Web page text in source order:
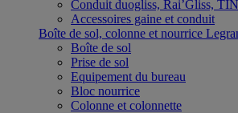
Conduit duogliss, Rai’Gliss,
Accessoires gaine et conduit
Boîte de sol, colonne et nourrice
Boîte de sol
Prise de sol
Equipement du bureau
Bloc nourrice
Colonne et colonnette